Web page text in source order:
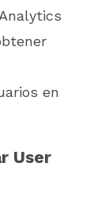
en
User